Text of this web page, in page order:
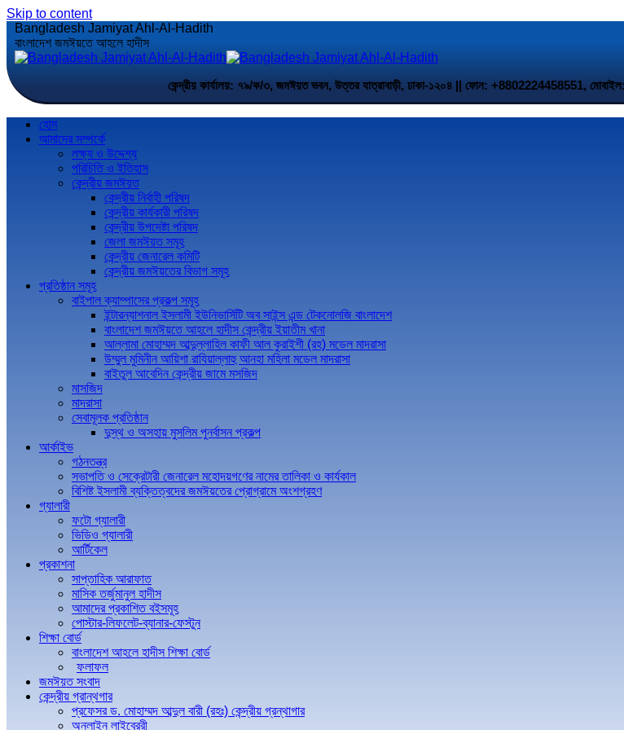
Skip to content
Bangladesh Jamiyat Ahl-Al-Hadith
বাংলাদেশ জমঈয়তে আহলে হাদীস
কেন্দ্রীয় কার্যালয়: ৭৯/ক/৩, জমঈয়ত ভবন, উত্তর যাত্রাবাড়ী, ঢাকা-১২০৪ || ফোন:
হোম
আমাদের সম্পর্কে
লক্ষ্য ও উদ্দেশ্য
পরিচিতি ও ইতিহাস
কেন্দ্রীয় জমঈয়ত
কেন্দ্রীয় নির্বাহী পরিষদ
কেন্দ্রীয় কার্যকারী পরিষদ
কেন্দ্রীয় উপদেষ্টা পরিষদ
জেলা জমঈয়ত সমূহ
কেন্দ্রীয় জেনারেল কমিটি
কেন্দ্রীয় জমঈয়তের বিভাগ সমূহ
প্রতিষ্ঠান সমূহ
বাইপাল ক্যাম্পাসের প্রকল্প সমূহ
ইন্টারন্যাশনাল ইসলামী ইউনিভার্সিটি অব সাইন্স এন্ড টেকনোলজি বাংলাদেশ
বাংলাদেশ জমঈয়তে আহলে হাদীস কেন্দ্রীয় ইয়াতীম খানা
আল্লামা মোহাম্মদ আব্দুল্লাহিল কাফী আল কুরাইশী (রহ) মডেল মাদরাসা
উম্মুল মুমিনীন আয়িশা রাযিয়াল্লাহু আনহা মহিলা মডেল মাদরাসা
বাইতুল আবেদিন কেন্দ্রীয় জামে মসজিদ
মাসজিদ
মাদরাসা
সেবামূলক প্রতিষ্ঠান
দুস্থ ও অসহায় মুসলিম পুনর্বাসন প্রকল্প
আর্কাইভ
গঠনতন্ত্র
সভাপতি ও সেক্রেটারী জেনারেল মহোদয়গণের নামের তালিকা ও কার্যকাল
বিশিষ্ট ইসলামী ব্যক্তিত্বদের জমঈয়তের প্রোগ্রামে অংশগ্রহণ
গ্যালারী
ফটো গ্যালারী
ভিডিও গ্যালারী
আর্টিকেল
প্রকাশনা
সাপ্তাহিক আরাফাত
মাসিক তর্জুমানুল হাদীস
আমাদের প্রকাশিত বইসমূহ
পোস্টার-লিফলেট-ব্যানার-ফেস্টুন
শিক্ষা বোর্ড
বাংলাদেশ আহলে হাদীস শিক্ষা বোর্ড
ফলাফল
জমঈয়ত সংবাদ
কেন্দ্রীয় গ্রান্থগার
প্রফেসর ড. মোহাম্মদ আব্দুল বারী (রহঃ) কেন্দ্রীয় গ্রন্থাগার
অনলাইন লাইব্রেরী